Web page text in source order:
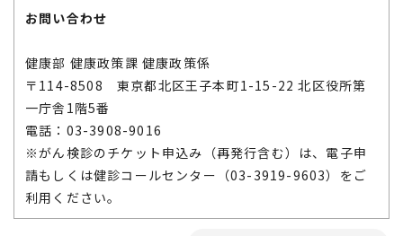
お問い合わせ
健康部 健康政策課 健康政策係
〒114-8508 東京都北区王子本町1-15-22 北区役所第
一庁舎1階5番
電話：03-3908-9016
※がん検診のチケット申込み（再発行含む）は、電子申
請もしくは健診コールセンター（03-3919-9603）をご
利用ください。